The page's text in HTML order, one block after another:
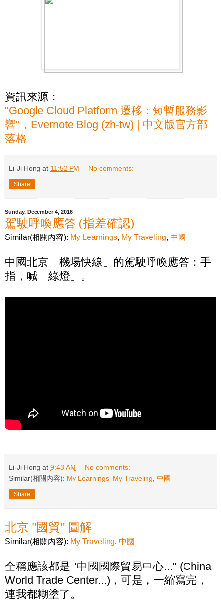
資訊來源：
"Google Cloud Platform 遷移：短暫服務影
響"，Evernote Blog (zh-tw) | 中文版官方部
落格
Li-Ji Hong at 11:52 PM No comments:
Share
Sunday, December 4, 2016
駕駛呼喚應答 (指差確認)
Similar(相關內容): My Learnings, My Traveling, 中國
中國北京「機場快線」的駕駛呼喚應答：手
指，喊「綠燈」。
Li-Ji Hong at 9:43 AM
No comments:
Similar(相關內容): My Learnings, My Traveling, 中國
Share
北京 "國貿" 圖解
Similar(相關內容): My Traveling, 中國
全稱應該都是 "中國國際貿易中心..." (China
World Trade Center...)，可是，一縮寫完，
連我都糊塗了。